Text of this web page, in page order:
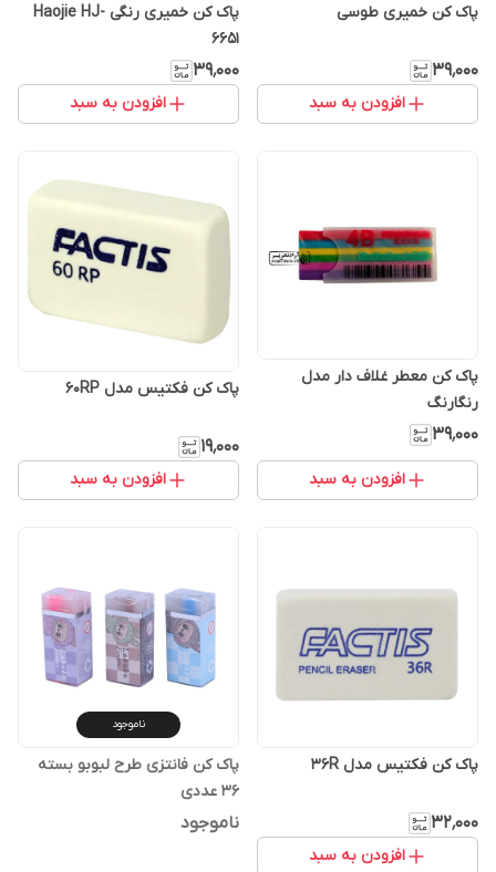
پاک کن خمیری طوسی
۳۹٬۰۰۰
افزودن به سبد
پاک کن خمیری رنگی Haojie HJ-
6651
۳۹٬۰۰۰
افزودن به سبد
پاک کن معطر غلاف دار مدل
رنگارنگ
۳۹٬۰۰۰
افزودن به سبد
پاک کن فکتیس مدل 60RP
۱۹٬۰۰۰
افزودن به سبد
پاک کن فکتیس مدل 36R
۳۲٬۰۰۰
افزودن به سبد
ناموجود
پاک کن فانتزی طرح لبوبو بسته
36 عددی
ناموجود